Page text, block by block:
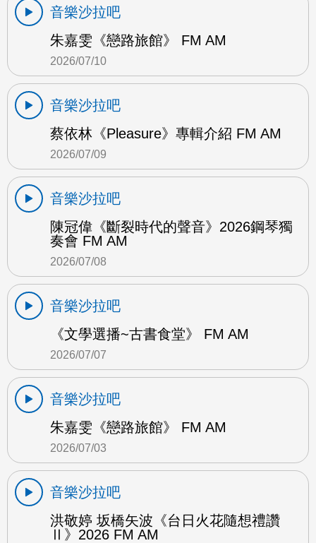
音樂沙拉吧
朱嘉雯《戀路旅館》 FM AM
2026/07/10
音樂沙拉吧
蔡依林《Pleasure》專輯介紹 FM AM
2026/07/09
音樂沙拉吧
陳冠偉《斷裂時代的聲音》2026鋼琴獨
奏會 FM AM
2026/07/08
音樂沙拉吧
《文學選播~古書食堂》 FM AM
2026/07/07
音樂沙拉吧
朱嘉雯《戀路旅館》 FM AM
2026/07/03
音樂沙拉吧
洪敬婷 坂橋矢波《台日火花隨想禮讚
Ⅱ》2026 FM AM